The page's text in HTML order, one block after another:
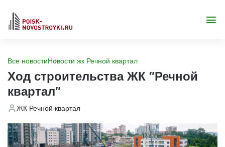
Все новостиНовости жк Речной квартал
Ход строительства ЖК "Речной
квартал"
ЖК Речной квартал